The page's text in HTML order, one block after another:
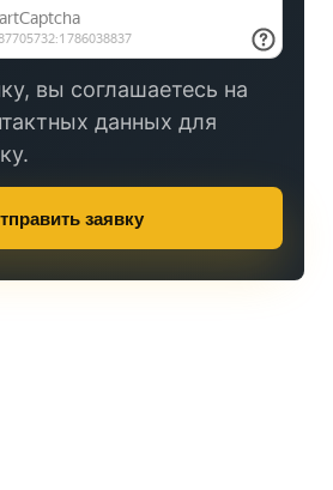
вы соглашаетесь на
данных для
заявку